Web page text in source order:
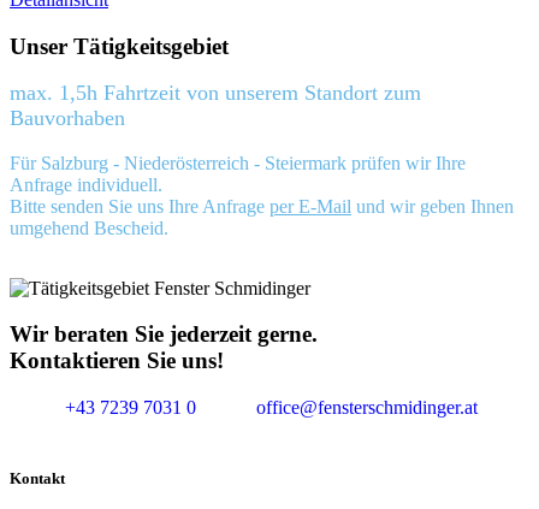
Unser Tätigkeitsgebiet
max. 1,5h Fahrtzeit von unserem Standort zum
Bauvorhaben
Für Salzburg - Niederösterreich - Steiermark prüfen wir Ihre
Anfrage individuell.
Bitte senden Sie uns Ihre Anfrage per E-Mail und wir geben Ihnen
umgehend Bescheid.
Wir beraten Sie jederzeit gerne.
Kontaktieren Sie uns!
+43 7239 7031 0 office@fensterschmidinger.at
Kontakt